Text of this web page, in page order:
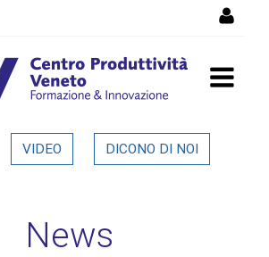
intellettuale:
allo sportello
VIDEO DICONO DI NOI
News